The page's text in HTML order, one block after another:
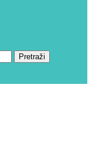
Pretraži